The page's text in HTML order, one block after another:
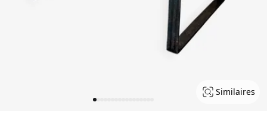
Similaires